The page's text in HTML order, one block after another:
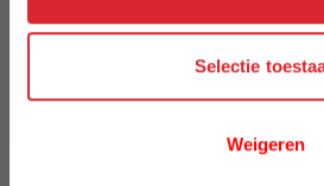
Selectie
Weigeren
Review